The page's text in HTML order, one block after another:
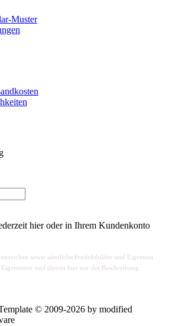
Muster
hier oder in Ihrem Kundenkonto
sowie sämtliche Produktbilder sind Eigentum
und dienen hier nur der Beschreibung.
© 2009-2026 by modified